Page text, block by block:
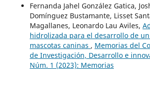
Fernanda Jahel González Gatica,
Domínguez Bustamante, Lisset
Magallanes, Leonardo Lau Aviles,
hidrolizada para el desarrollo de
mascotas caninas , Memorias del
de Investigación, Desarrollo e
Núm. 1 (2023): Memorias